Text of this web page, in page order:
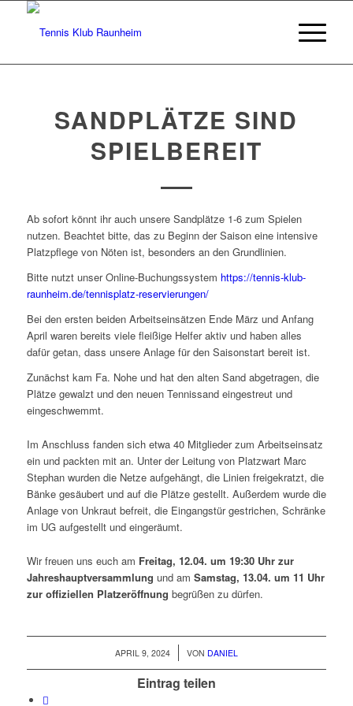
SANDPLÄTZE SIND
SPIELBEREIT
Ab sofort könnt ihr auch unsere Sandplätze 1-6 zum Spielen
nutzen. Beachtet bitte, das zu Beginn der Saison eine intensive
Platzpflege von Nöten ist, besonders an den Grundlinien.
Bitte nutzt unser Online-Buchungssystem https://tennis-klub-
raunheim.de/tennisplatz-reservierungen/
Bei den ersten beiden Arbeitseinsätzen Ende März und Anfang
April waren bereits viele fleißige Helfer aktiv und haben alles
dafür getan, dass unsere Anlage für den Saisonstart bereit ist.
Zunächst kam Fa. Nohe und hat den alten Sand abgetragen, die
Plätze gewalzt und den neuen Tennissand eingestreut und
eingeschwemmt.
Im Anschluss fanden sich etwa 40 Mitglieder zum Arbeitseinsatz
ein und packten mit an. Unter der Leitung von Platzwart Marc
Stephan wurden die Netze aufgehängt, die Linien freigekratzt, die
Bänke gesäubert und auf die Plätze gestellt. Außerdem wurde die
Anlage von Unkraut befreit, die Eingangstür gestrichen, Schränke
im UG aufgestellt und eingeräumt.
Wir freuen uns euch am Freitag, 12.04. um 19:30 Uhr zur
Jahreshauptversammlung und am Samstag, 13.04. um 11 Uhr
zur offiziellen Platzeröffnung begrüßen zu dürfen.
APRIL 9, 2024
/ VON DANIEL
Eintrag teilen